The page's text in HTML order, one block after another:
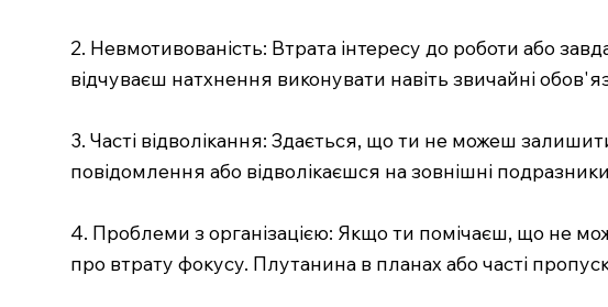
2. Невмотивованість: Втрата інтересу до роботи або
відчуваєш натхнення виконувати навіть звичайні
3. Часті відволікання: Здається, що ти не можеш
повідомлення або відволікаєшся на зовнішні
4. Проблеми з організацією: Якщо ти помічаєш, що не
про втрату фокусу. Плутанина в планах або часті